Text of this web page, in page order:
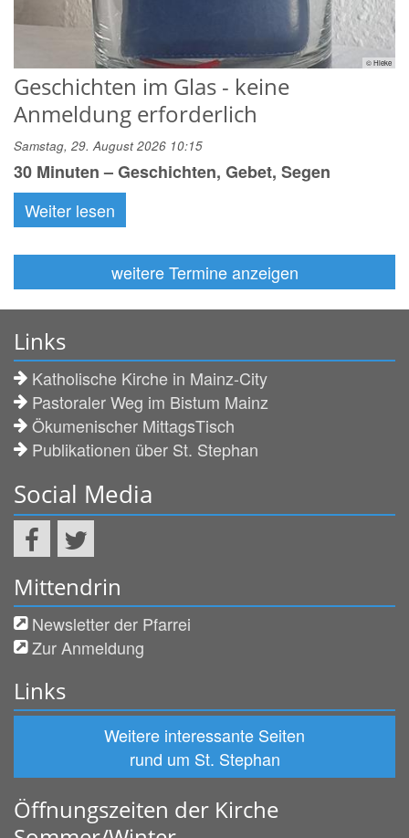
© Hieke
Geschichten im Glas - keine
Anmeldung erforderlich
Samstag, 29. August 2026 10:15
30 Minuten – Geschichten, Gebet, Segen
Weiter lesen
weitere Termine anzeigen
Links
Katholische Kirche in Mainz-City
Pastoraler Weg im Bistum Mainz
Ökumenischer MittagsTisch
Publikationen über St. Stephan
Social Media
Mittendrin
Newsletter der Pfarrei
Zur Anmeldung
Links
Weitere interessante Seiten
rund um St. Stephan
Öffnungszeiten der Kirche